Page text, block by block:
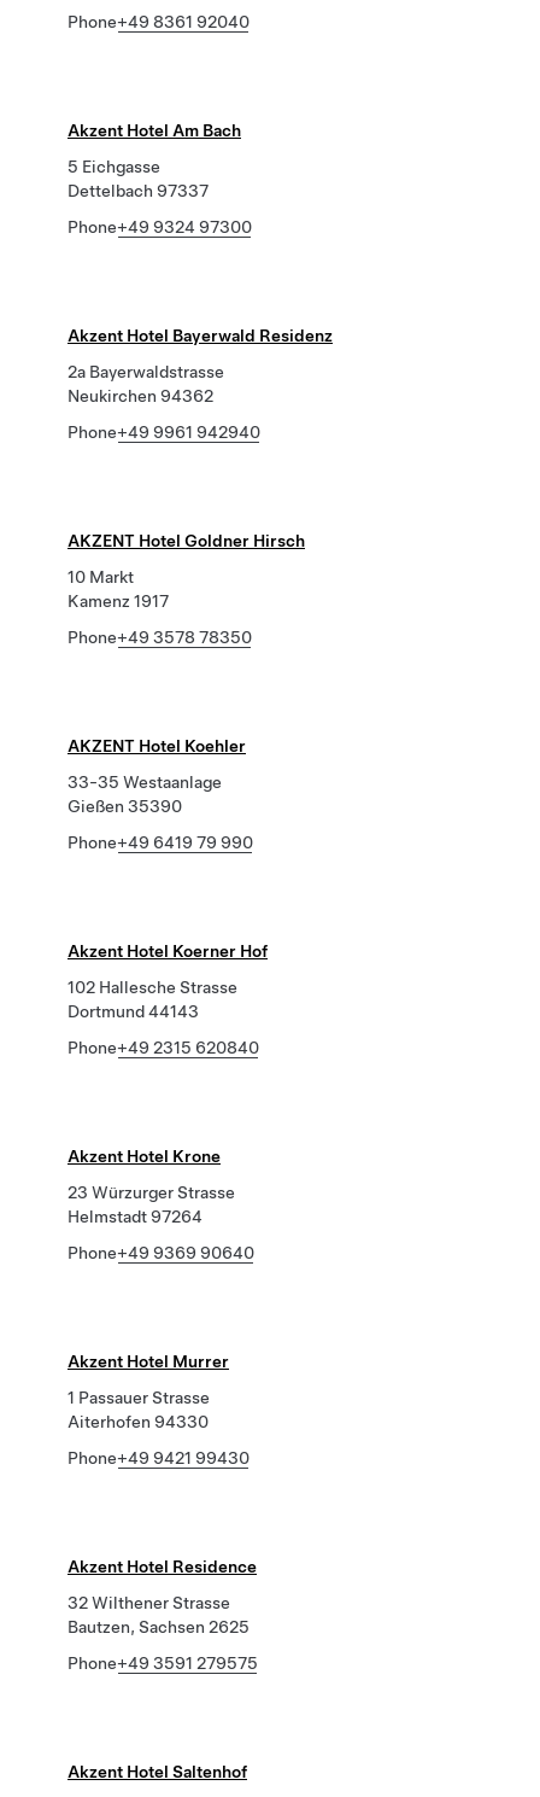
Phone+49 8361 92040
Akzent Hotel Am Bach
5 Eichgasse
Dettelbach 97337
Phone+49 9324 97300
Akzent Hotel Bayerwald Residenz
2a Bayerwaldstrasse
Neukirchen 94362
Phone+49 9961 942940
AKZENT Hotel Goldner Hirsch
10 Markt
Kamenz 1917
Phone+49 3578 78350
AKZENT Hotel Koehler
33-35 Westaanlage
Gießen 35390
Phone+49 6419 79 990
Akzent Hotel Koerner Hof
102 Hallesche Strasse
Dortmund 44143
Phone+49 2315 620840
Akzent Hotel Krone
23 Würzurger Strasse
Helmstadt 97264
Phone+49 9369 90640
Akzent Hotel Murrer
1 Passauer Strasse
Aiterhofen 94330
Phone+49 9421 99430
Akzent Hotel Residence
32 Wilthener Strasse
Bautzen, Sachsen 2625
Phone+49 3591 279575
Akzent Hotel Saltenhof